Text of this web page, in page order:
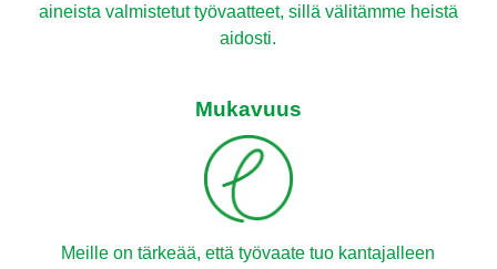
aineista valmistetut työvaatteet, sillä välitämme heistä
aidosti.
Mukavuus
Meille on tärkeää, että työvaate tuo kantajalleen